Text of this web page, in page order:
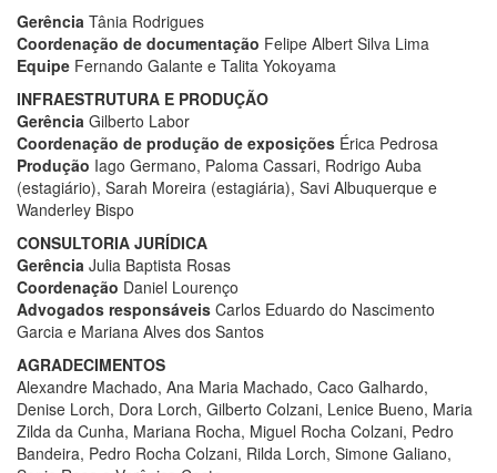
Gerência Tânia Rodrigues
Coordenação de documentação Felipe Albert Silva Lima
Equipe Fernando Galante e Talita Yokoyama
INFRAESTRUTURA E PRODUÇÃO
Gerência Gilberto Labor
Coordenação de produção de exposições Érica Pedrosa
Produção Iago Germano, Paloma Cassari, Rodrigo Auba
(estagiário), Sarah Moreira (estagiária), Savi Albuquerque e
Wanderley Bispo
CONSULTORIA JURÍDICA
Gerência Julia Baptista Rosas
Coordenação Daniel Lourenço
Advogados responsáveis Carlos Eduardo do Nascimento
Garcia e Mariana Alves dos Santos
AGRADECIMENTOS
Alexandre Machado, Ana Maria Machado, Caco Galhardo,
Denise Lorch, Dora Lorch, Gilberto Colzani, Lenice Bueno, Maria
Zilda da Cunha, Mariana Rocha, Miguel Rocha Colzani, Pedro
Bandeira, Pedro Rocha Colzani, Rilda Lorch, Simone Galiano,